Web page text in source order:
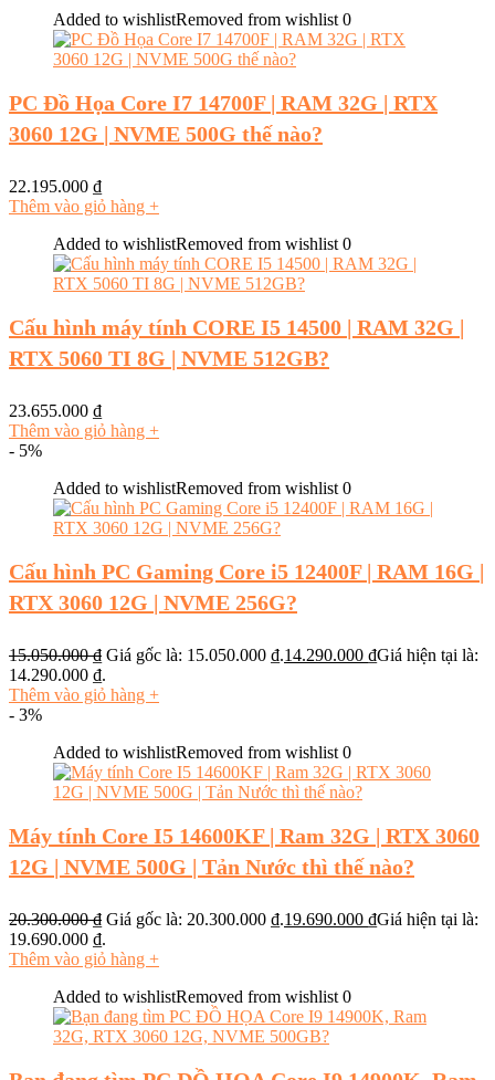
Added to wishlistRemoved from wishlist 0
PC Đồ Họa Core I7 14700F | RAM 32G | RTX
3060 12G | NVME 500G thế nào?
22.195.000 ₫
Thêm vào giỏ hàng +
Added to wishlistRemoved from wishlist 0
Cấu hình máy tính CORE I5 14500 | RAM 32G |
RTX 5060 TI 8G | NVME 512GB?
23.655.000 ₫
Thêm vào giỏ hàng +
- 5%
Added to wishlistRemoved from wishlist 0
Cấu hình PC Gaming Core i5 12400F | RAM 16G |
RTX 3060 12G | NVME 256G?
15.050.000₫ Giá gốc là: 15.050.000 ₫.14.290.000 ₫Giá hiện tại là:
14.290.000 ₫.
Thêm vào giỏ hàng +
- 3%
Added to wishlistRemoved from wishlist 0
Máy tính Core I5 14600KF | Ram 32G | RTX 3060
12G | NVME 500G | Tản Nước thì thế nào?
20.300.000₫ Giá gốc là: 20.300.000 ₫.19.690.000 ₫Giá hiện tại là:
19.690.000 ₫.
Thêm vào giỏ hàng +
Added to wishlistRemoved from wishlist 0